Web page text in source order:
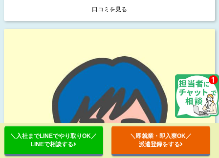
口コミを見る
＼入社までLINEでやり取りOK／
LINEで相談する
＼即就業・即入寮OK／
派遣登録をする